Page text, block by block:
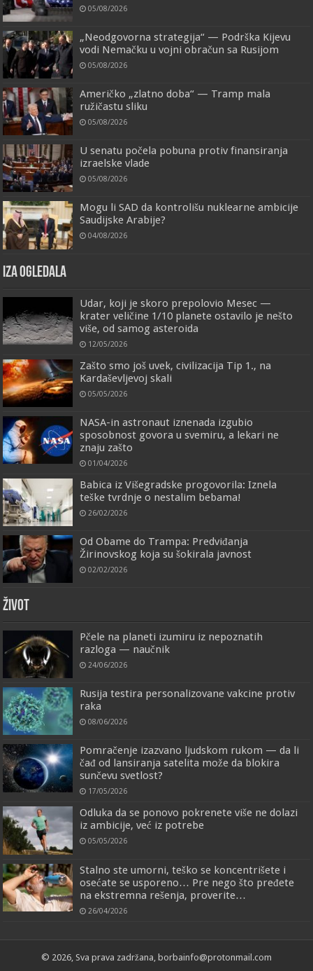
05/08/2026
„Neodgovorna strategija“ — Podrška Kijevu
vodi Nemačku u vojni obračun sa Rusijom
05/08/2026
Američko „zlatno doba“ — Tramp mala
ružičastu sliku
05/08/2026
U senatu počela pobuna protiv finansiranja
izraelske vlade
05/08/2026
Mogu li SAD da kontrolišu nuklearne ambicije
Saudijske Arabije?
04/08/2026
IZA OGLEDALA
Udar, koji je skoro prepolovio Mesec —
krater veličine 1/10 planete ostavilo je nešto
više, od samog asteroida
12/05/2026
Zašto smo još uvek, civilizacija Tip 1., na
Kardaševljevoj skali
05/05/2026
NASA-in astronaut iznenada izgubio
sposobnost govora u svemiru, a lekari ne
znaju zašto
01/04/2026
Babica iz Višegradske progovorila: Iznela
teške tvrdnje o nestalim bebama!
26/02/2026
Od Obame do Trampa: Predviđanja
Žirinovskog koja su šokirala javnost
02/02/2026
ŽIVOT
Pčele na planeti izumiru iz nepoznatih
razloga — naučnik
24/06/2026
Rusija testira personalizovane vakcine protiv
raka
08/06/2026
Pomračenje izazvano ljudskom rukom — da li
čađ od lansiranja satelita može da blokira
sunčevu svetlost?
17/05/2026
Odluka da se ponovo pokrenete više ne dolazi
iz ambicije, već iz potrebe
05/05/2026
Stalno ste umorni, teško se koncentrišete i
osećate se usporeno… Pre nego što pređete
na ekstremna rešenja, proverite…
26/04/2026
© 2026, Sva prava zadržana, borbainfo@protonmail.com